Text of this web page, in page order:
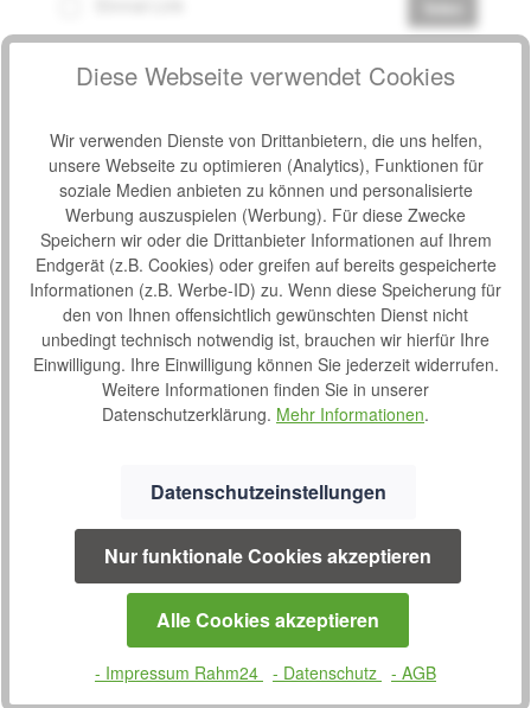
Produkt Anzahl: Gib den gewünschten
In den Warenkorb
Produktnummer:37669759
Hersteller:Invacare
Hersteller-Nr.:1676212
Beschreibung
unabhängig, wo immer Sie hin möchten. Der neue Comet Pro
Eigenschaften
Downloads
2
Bewertungen 4
Diese Webseite verwendet Cookies
Wir verwenden Dienste von Drittanbietern, die uns helfen,
unsere Webseite zu optimieren (Analytics), Funktionen für
soziale Medien anbieten zu können und personalisierte
Werbung auszuspielen (Werbung). Für diese Zwecke
Speichern wir oder die Drittanbieter Informationen auf Ihrem
Endgerät (z.B. Cookies) oder greifen auf bereits gespeicherte
Informationen (z.B. Werbe-ID) zu. Wenn diese Speicherung für
den von Ihnen offensichtlich gewünschten Dienst nicht
unbedingt technisch notwendig ist, brauchen wir hierfür Ihre
Einwilligung. Ihre Einwilligung können Sie jederzeit widerrufen.
Weitere Informationen finden Sie in unserer
Datenschutzerklärung. Mehr Informationen.
Datenschutzeinstellungen
Nur funktionale Cookies akzeptieren
Alle Cookies akzeptieren
- Impressum Rahm24 - Datenschutz - AGB